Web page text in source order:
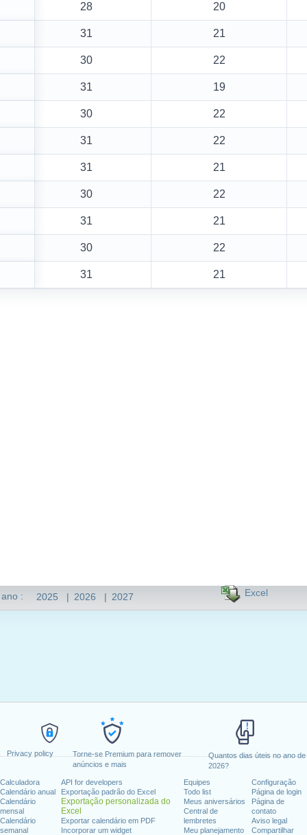
Privacy policy
Torne-se Premium para remover
anúncios e mais
Quantos dias úteis no ano de
2026?
Calculadora
Calendário anual
Calendário
mensal
Calendário
semanal
API for developers
Exportação padrão do Excel
Exportação personalizada do
Excel
Exportar calendário em PDF
Incorporar um widget
Equipes
Todo list
Meus aniversários
Central de
lembretes
Meu planejamento
Configuração
Página de login
Página de
contato
Aviso legal
Compartilhar
: 2025 | 2026 | 2027 Excel
28 20
31 21
30 22
31 19
30 22
31 22
31 21
30 22
31 21
30 22
31 21